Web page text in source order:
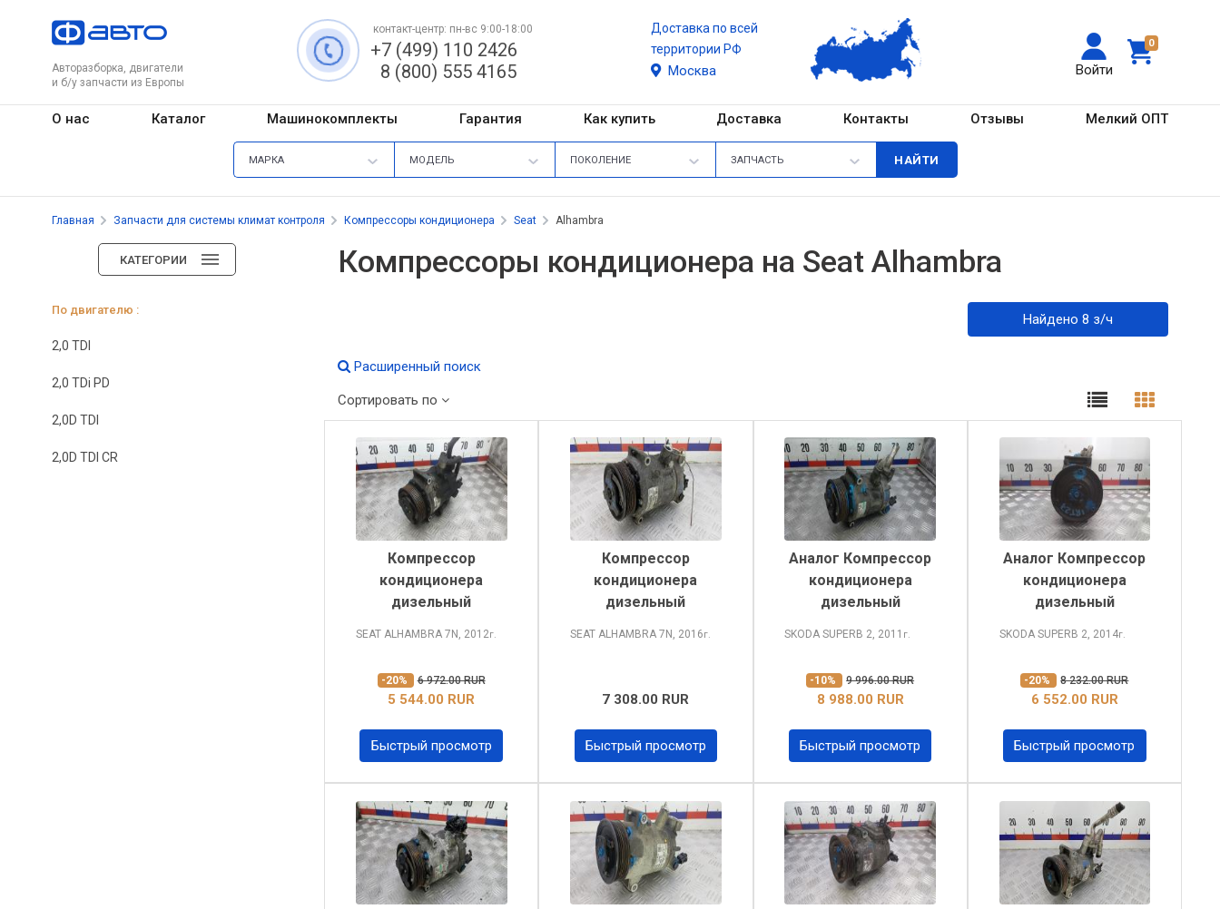
Авторазборка, двигатели
и б/у запчасти из Европы
0
Войти
контакт-центр: пн-вс 9:00-18:00
+7 (499) 110 2426
8 (800) 555 4165
Доставка по всей
территории РФ
Москва
О нас Каталог Машинокомплекты Гарантия Как купить Доставка Контакты Отзывы Мелкий ОПТ
МАРКА МОДЕЛЬ ПОКОЛЕНИЕ ЗАПЧАСТЬ
Главная Запчасти для системы климат контроля Компрессоры кондиционера Seat Alhambra
КАТЕГОРИИ
По двигателю :
2,0 TDI
2,0 TDi PD
2,0D TDI
2,0D TDI CR
Компрессоры кондиционера на Seat Alhambra
Найдено 8 з/ч
Расширенный поиск
Сортировать по
Компрессор
кондиционера
дизельный
SEAT ALHAMBRA 7N, 2012г.
-20% 6 972.00 RUR
5 544.00 RUR
Быстрый просмотр
Компрессор
кондиционера
дизельный
SEAT ALHAMBRA 7N, 2016г.
7 308.00 RUR
Быстрый просмотр
Аналог Компрессор
кондиционера
дизельный
SKODA SUPERB 2, 2011 г.
-10% 9 996.00 RUR
8 988.00 RUR
Быстрый просмотр
Аналог Компрессор
кондиционера
дизельный
SKODA SUPERB 2, 2014г.
-20% 8 232.00 RUR
6 552.00 RUR
Быстрый просмотр